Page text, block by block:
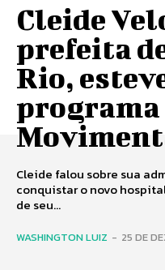
Cleide
prefeita
Rio,
programa
Cleide falou sobre sua
conquistar o novo
de seu...
WASHINGTON LUIZ - 25 DE